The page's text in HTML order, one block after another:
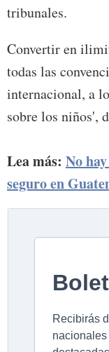
tribunales.
Convertir en
todas las
internacional, a
sobre los niños',
Lea más: No
seguro en